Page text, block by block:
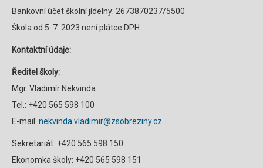
Bankovní účet školní jídelny: 2673870237/5500
Škola od 5. 7. 2023 není plátce DPH.
Kontaktní údaje:
Ředitel školy:
Mgr. Vladimír Nekvinda
Tel.: +420 565 598 100
E-mail: nekvinda.vladimir@zsobreziny.cz
Sekretariát: +420 565 598 150
Ekonomka školy: +420 565 598 151